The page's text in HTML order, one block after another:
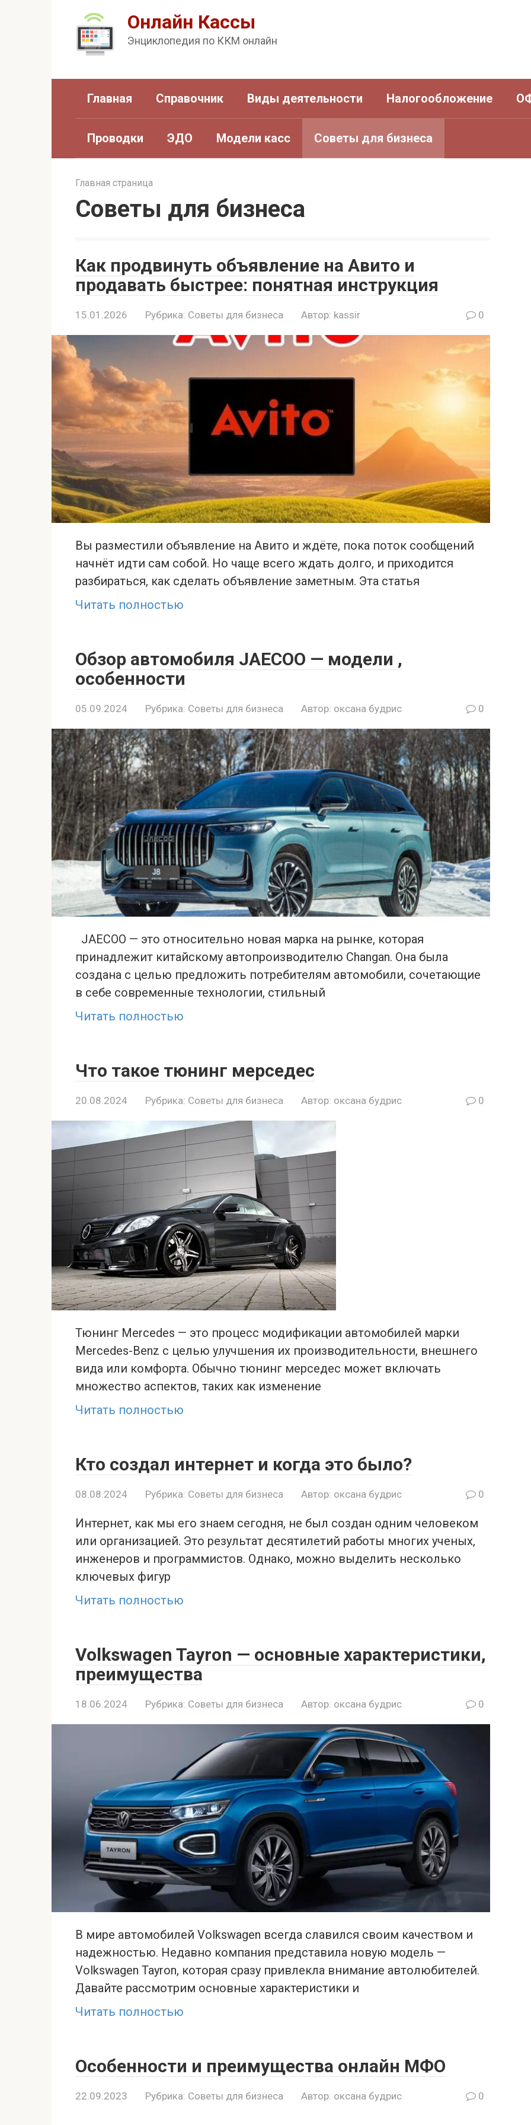
Онлайн Кассы
Энциклопедия по ККМ онлайн
Главная Справочник Виды деятельности Налогообложение
Проводки ЭДО Модели касс Советы для бизнеса
Главная страница
Советы для бизнеса
Как продвинуть объявление на Авито и
продавать быстрее: понятная инструкция
15.01.2026 Рубрика: Советы для бизнеса Автор: kassir 0
Вы разместили объявление на Авито и ждёте, пока поток сообщений
начнёт идти сам собой. Но чаще всего ждать долго, и приходится
разбираться, как сделать объявление заметным. Эта статья
Читать полностью
Обзор автомобиля JAECOO — модели ,
особенности
05.09.2024 Рубрика: Советы для бизнеса Автор: оксана будрис 0
JAECOO — это относительно новая марка на рынке, которая
принадлежит китайскому автопроизводителю Changan. Она была
создана с целью предложить потребителям автомобили, сочетающие
в себе современные технологии, стильный
Читать полностью
Что такое тюнинг мерседес
20.08.2024 Рубрика: Советы для бизнеса Автор: оксана будрис 0
Тюнинг Mercedes — это процесс модификации автомобилей марки
Mercedes-Benz с целью улучшения их производительности, внешнего
вида или комфорта. Обычно тюнинг мерседес может включать
множество аспектов, таких как изменение
Читать полностью
Кто создал интернет и когда это было?
08.08.2024 Рубрика: Советы для бизнеса Автор: оксана будрис 0
Интернет, как мы его знаем сегодня, не был создан одним человеком
или организацией. Это результат десятилетий работы многих ученых,
инженеров и программистов. Однако, можно выделить несколько
ключевых фигур
Читать полностью
Volkswagen Tayron — основные характеристики,
преимущества
18.06.2024 Рубрика: Советы для бизнеса Автор: оксана будрис 0
В мире автомобилей Volkswagen всегда славился своим качеством и
надежностью. Недавно компания представила новую модель —
Volkswagen Tayron, которая сразу привлекла внимание автолюбителей.
Давайте рассмотрим основные характеристики и
Читать полностью
Особенности и преимущества онлайн МФО
22.09.2023 Рубрика: Советы для бизнеса Автор: оксана будрис 0